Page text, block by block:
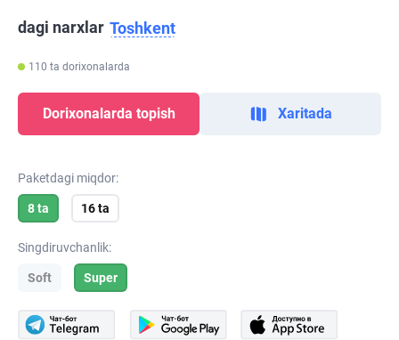
dagi narxlar Toshkent
110 ta dorixonalarda
Dorixonalarda topish Xaritada
Paketdagi miqdor:
8 ta 16 ta
Singdiruvchanlik:
Soft Super